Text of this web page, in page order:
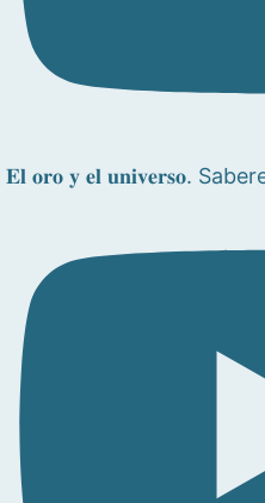
𝐄𝐥 𝐨𝐫𝐨 𝐲 𝐞𝐥 𝐮𝐧𝐢𝐯𝐞𝐫𝐬𝐨.